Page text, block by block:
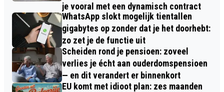
je vooral met een dynamisch contract
WhatsApp slokt mogelijk tientallen
gigabytes op zonder dat je het doorhebt:
zo zet je de functie uit
Scheiden rond je pensioen: zoveel
verlies je écht aan ouderdomspensioen
— en dit verandert er binnenkort
EU komt met idioot plan: zes maanden